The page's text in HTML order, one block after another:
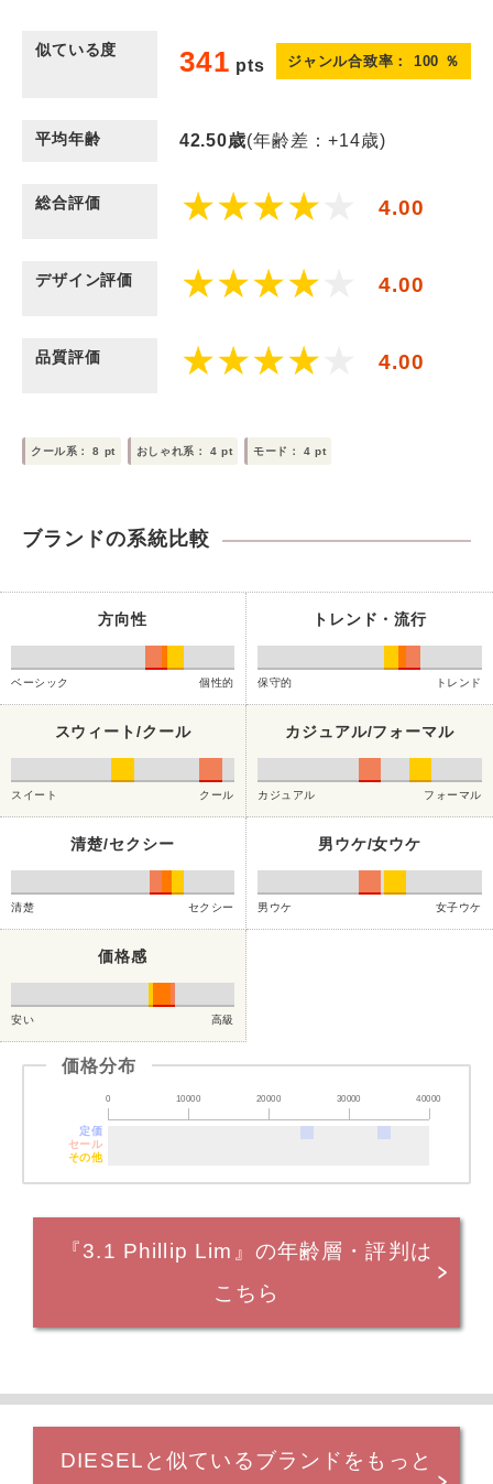
似ている度 341 pts ジャンル合致率： 100 ％
平均年齢 42.50歳(年齢差：+14歳)
総合評価 4.00
デザイン評価 4.00
品質評価 4.00
クール系：8 pt おしゃれ系： 4 pt モード：4pt
ブランドの系統比較
方向性
ベーシック 個性的
トレンド・流行
保守的 トレンド
スウィート/クール
スイート クール
カジュアル/フォーマル
カジュアル フォーマル
清楚/セクシー
清楚 セクシー
男ウケ/女ウケ
男ウケ 女子ウケ
価格感
安い 高級
価格分布
0 10000 20000 30000 40000
定価
セール
その他
『3.1 Phillip Lim』の年齢層・評判は
こちら
DIESELと似ているブランドをもっと